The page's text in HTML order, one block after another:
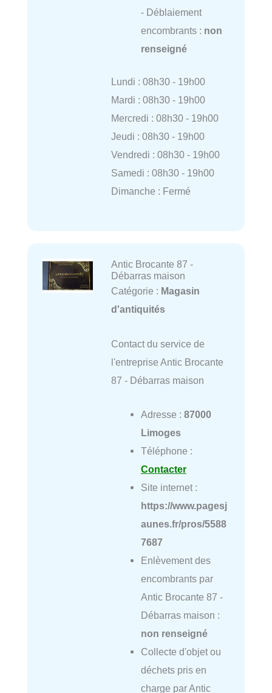
- Déblaiement
encombrants : non
renseigné
Lundi : 08h30 - 19h00
Mardi : 08h30 - 19h00
Mercredi : 08h30 - 19h00
Jeudi : 08h30 - 19h00
Vendredi : 08h30 - 19h00
Samedi : 08h30 - 19h00
Dimanche : Fermé
Antic Brocante 87 -
Débarras maison
Catégorie : Magasin
d'antiquités
Contact du service de
l'entreprise Antic Brocante
87 - Débarras maison
Adresse : 87000
Limoges
Téléphone :
Contacter
Site internet :
https://www.pagesj
aunes.fr/pros/5588
7687
Enlèvement des
encombrants par
Antic Brocante 87 -
Débarras maison :
non renseigné
Collecte d'objet ou
déchets pris en
charge par Antic